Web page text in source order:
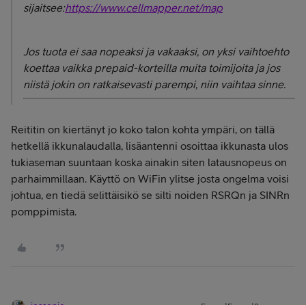
sijaitsee:https://www.cellmapper.net/map
Jos tuota ei saa nopeaksi ja vakaaksi, on yksi vaihtoehto
koettaa vaikka prepaid-korteilla muita toimijoita ja jos
niistä jokin on ratkaisevasti parempi, niin vaihtaa sinne.
Reititin on kiertänyt jo koko talon kohta ympäri, on tällä
hetkellä ikkunalaudalla, lisäantenni osoittaa ikkunasta ulos
tukiaseman suuntaan koska ainakin siten latausnopeus on
parhaimmillaan. Käyttö on WiFin ylitse josta ongelma voisi
johtua, en tiedä selittäisikö se silti noiden RSRQn ja SINRn
pomppimista.